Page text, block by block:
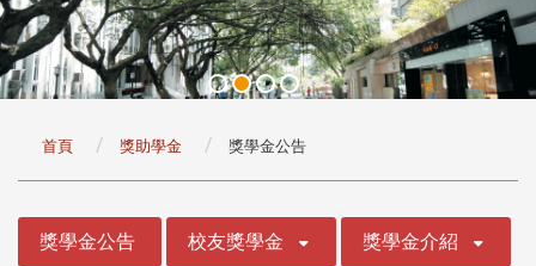
首頁 獎助學金 獎學金公告
獎學金公告 校友獎學金 獎學金介紹